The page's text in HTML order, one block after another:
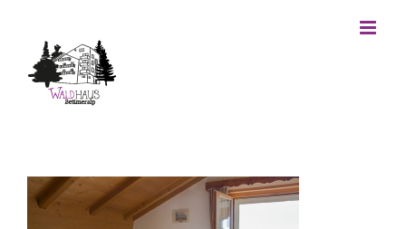
content